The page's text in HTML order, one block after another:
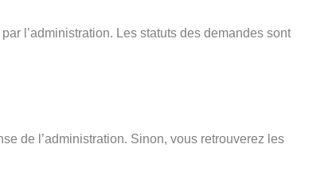
l’administration. Les statuts des demandes sont
de l’administration. Sinon, vous retrouverez les